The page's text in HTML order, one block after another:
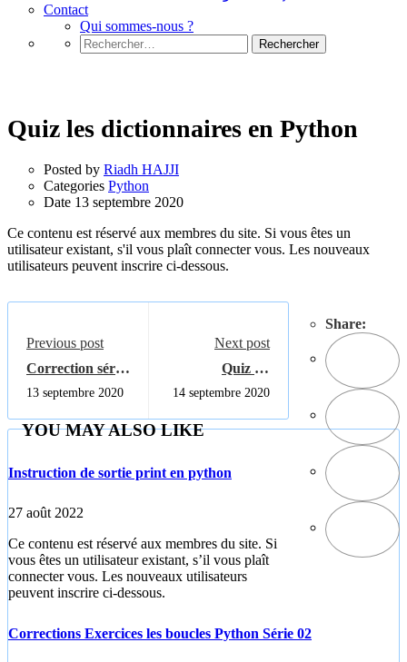
Contact
Qui sommes-nous ?
Rechercher :
Quiz les dictionnaires en Python
Posted by Riadh HAJJI
Categories Python
Date 13 septembre 2020
Ce contenu est réservé aux membres du site. Si vous êtes un
utilisateur existant, s'il vous plaît connecter vous. Les nouveaux
utilisateurs peuvent inscrire ci-dessous.
Share:
Previous post
Correction série
01 HTML
13 septembre 2020
Next post
Quiz les
ensembles en
Python
14 septembre 2020
YOU MAY ALSO LIKE
Instruction de sortie print en python
27 août 2022
Ce contenu est réservé aux membres du site. Si
vous êtes un utilisateur existant, s’il vous plaît
connecter vous. Les nouveaux utilisateurs
peuvent inscrire ci-dessous.
Corrections Exercices les boucles Python Série 02